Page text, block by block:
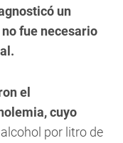
un
fue necesario
el
cuyo
por litro de